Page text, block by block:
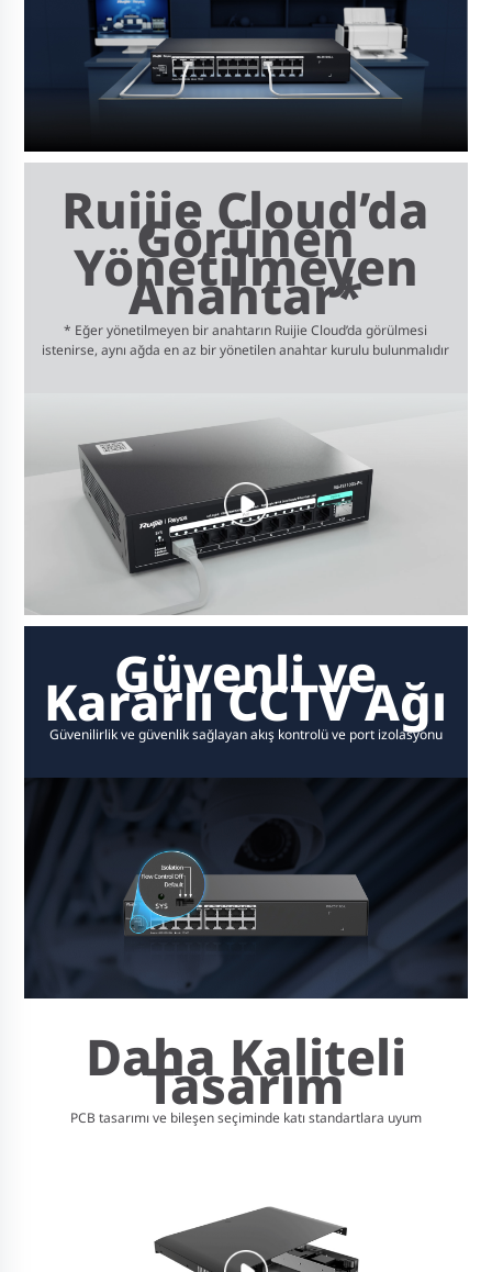
Ruijie Cloud’da
Görünen
Yönetilmeyen
Anahtar*
* Eğer yönetilmeyen bir anahtarın Ruijie Cloud’da görülmesi
istenirse, aynı ağda en az bir yönetilen anahtar kurulu bulunmalıdır
Güvenli ve
Kararlı CCTV Ağı
Güvenilirlik ve güvenlik sağlayan akış kontrolü ve port izolasyonu
Daha Kaliteli
Tasarım
PCB tasarımı ve bileşen seçiminde katı standartlara uyum